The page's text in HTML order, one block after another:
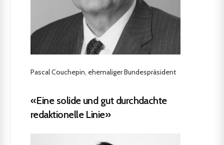
Pascal Couchepin, ehemaliger Bundespräsident
«Eine solide und gut durchdachte
redaktionelle Linie»